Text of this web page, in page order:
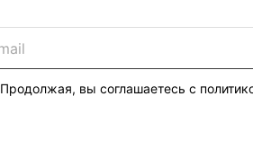
Продолжая, вы соглашаетесь с